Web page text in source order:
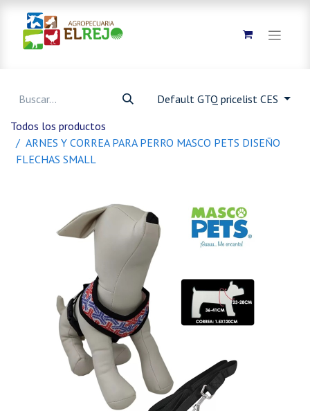
Default GTQ pricelist CES
Todos los productos
ARNES Y CORREA PARA PERRO MASCO PETS DISEÑO
FLECHAS SMALL